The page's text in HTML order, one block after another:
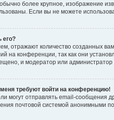
более крупное, изображение
Если вы не можете
его?
отражают количество созданных
на конференции, так как они
и модератор или
требуют войти на конференцию!
могут отправлять email-
почтовой системой анонимными